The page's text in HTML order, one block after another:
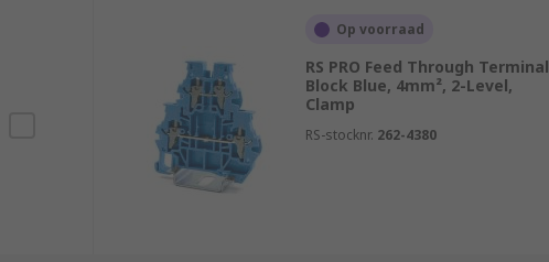
Op voorraad
RS PRO Feed Through Terminal
Block Blue, 4mm², 2-Level,
Clamp
RS-stocknr. 262-4380